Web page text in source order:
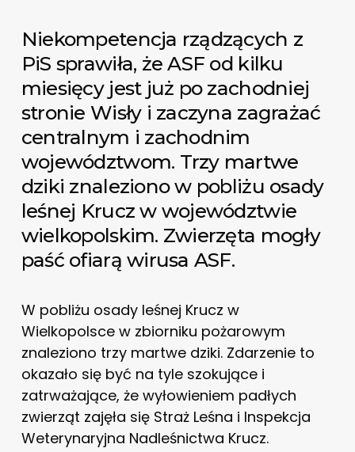
Niekompetencja rządzących z
PiS sprawiła, że ASF od kilku
miesięcy jest już po zachodniej
stronie Wisły i zaczyna zagrażać
centralnym i zachodnim
województwom. Trzy martwe
dziki znaleziono w pobliżu osady
leśnej Krucz w województwie
wielkopolskim. Zwierzęta mogły
paść ofiarą wirusa ASF.
W pobliżu osady leśnej Krucz w
Wielkopolsce w zbiorniku pożarowym
znaleziono trzy martwe dziki. Zdarzenie to
okazało się być na tyle szokujące i
zatrważające, że wyłowieniem padłych
zwierząt zajęła się Straż Leśna i Inspekcja
Weterynaryjna Nadleśnictwa Krucz.